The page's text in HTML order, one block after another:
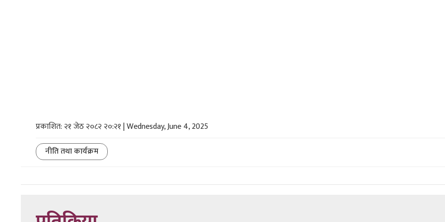
प्रकाशित: २१ जेठ २०८२ २०:२१ | Wednesday, June 4, 2025
नीति तथा कार्यक्रम